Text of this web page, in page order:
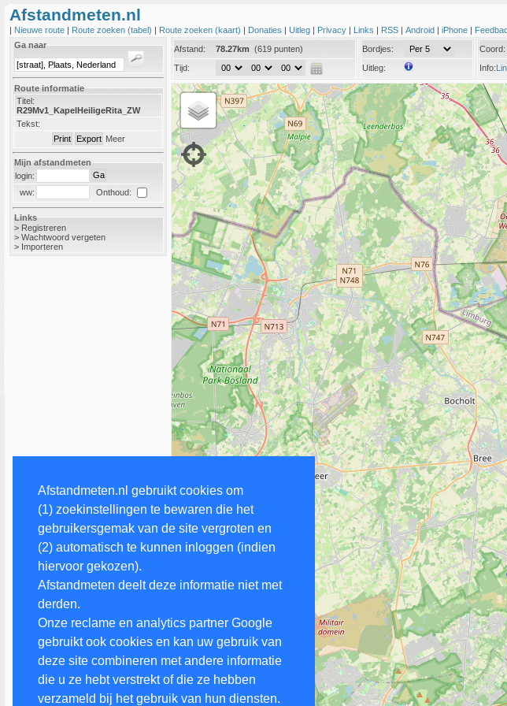
Afstandmeten.nl gebruikt cookies om
(1) zoekinstellingen te bewaren die het
gebruikersgemak van de site vergroten en
(2) automatisch te kunnen inloggen (indien
hiervoor gekozen).
Afstandmeten deelt deze informatie niet met
derden.
Onze reclame en analytics partner Google
gebruikt ook cookies en kan uw gebruik van
deze site combineren met andere informatie
die u ze hebt verstrekt of die ze hebben
verzameld bij het gebruik van hun diensten.
Afstandmeten.nl
| Nieuwe route | Route zoeken (tabel) | Route zoeken (kaart) | Donaties | Uitleg | Privacy | Links | RSS | Android | iPhone |
Ga naar
Route informatie
Titel:
R29Mv1_KapelHeiligeRita_ZW
Tekst:
Meer
Mijn afstandmeten
login:
ww:
Onthoud:
Links
> Registreren
> Wachtwoord vergeten
> Importeren
Afstand: 78.27km
(619 punten)
Tijd:
Bordjes:
Uitleg:
Coord:
Info: